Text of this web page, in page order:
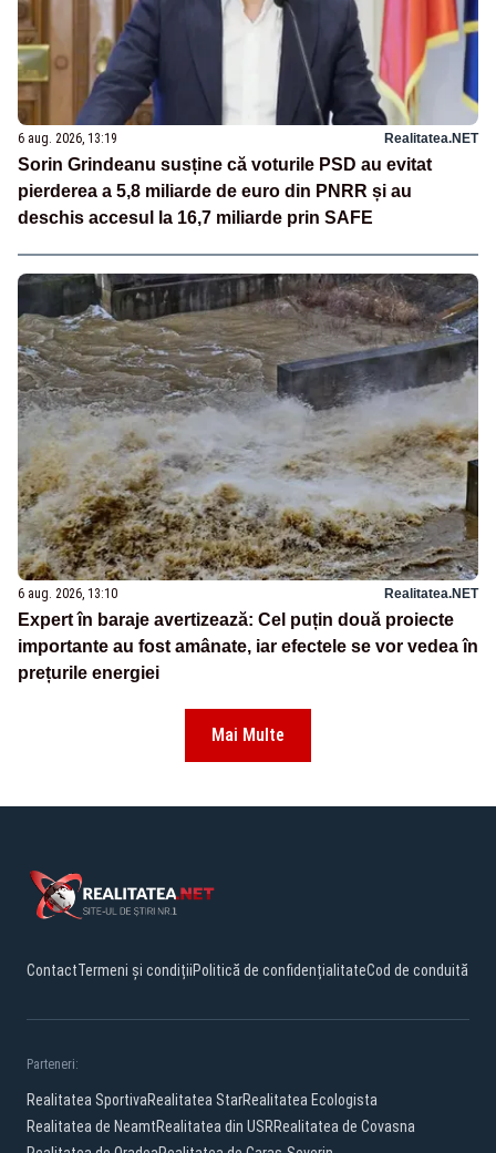
6 aug. 2026, 13:19 Realitatea.NET
Sorin Grindeanu susține că voturile PSD au evitat
pierderea a 5,8 miliarde de euro din PNRR și au
deschis accesul la 16,7 miliarde prin SAFE
6 aug. 2026, 13:10 Realitatea.NET
Expert în baraje avertizează: Cel puțin două proiecte
importante au fost amânate, iar efectele se vor vedea în
prețurile energiei
Mai Multe
ContactTermeni și condițiiPolitică de confidențialitateCod de conduită
Parteneri:
Realitatea SportivaRealitatea StarRealitatea Ecologista
Realitatea de NeamtRealitatea din USRRealitatea de Covasna